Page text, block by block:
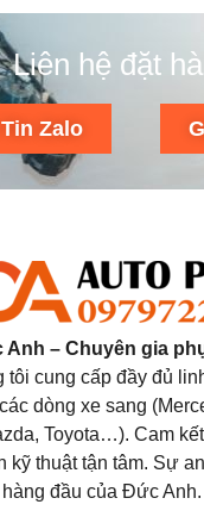
Liên hệ đặt
Zalo
Anh – Chuyên gia
tôi cung cấp đầy đủ
dòng xe sang
Toyota…). Cam
kỹ thuật tận tâm. Sự
đầu của Đức Anh.